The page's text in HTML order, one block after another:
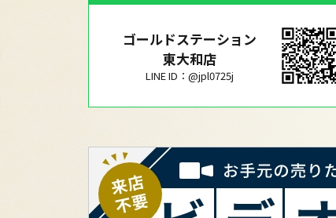
ゴールドステーション
東大和店
LINE ID：@jpl0725j